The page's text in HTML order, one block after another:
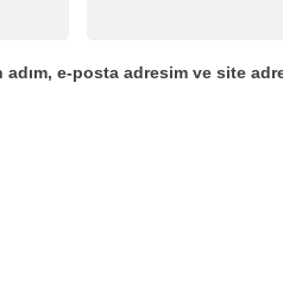
e-posta adresim ve site